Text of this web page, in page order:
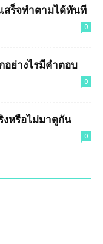
สร็จทำตามได้ทันที
0
อย่างไรมีคำตอบ
0
หรือไม่มาดูกัน
0